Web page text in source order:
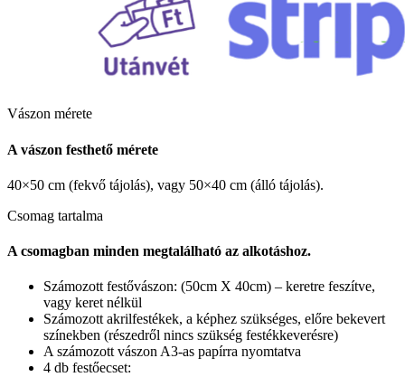
Vászon mérete
A vászon festhető mérete
40×50 cm (fekvő tájolás), vagy 50×40 cm (álló tájolás).
Csomag tartalma
A csomagban minden megtalálható az alkotáshoz.
Számozott festővászon: (50cm X 40cm) – keretre feszítve,
vagy keret nélkül
Számozott akrilfestékek, a képhez szükséges, előre bekevert
színekben (részedről nincs szükség festékkeverésre)
A számozott vászon A3-as papírra nyomtatva
4 db festőecset: